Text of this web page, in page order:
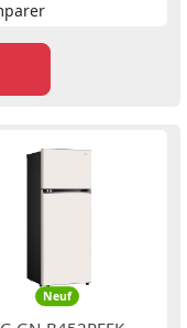
Neuf